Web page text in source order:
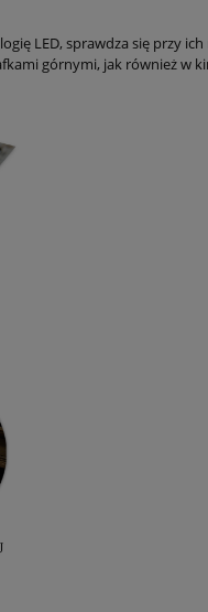
LED, sprawdza się przy
górnymi, jak również w